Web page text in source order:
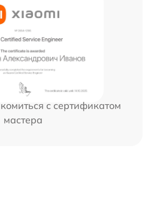
с сертификатом
мастера